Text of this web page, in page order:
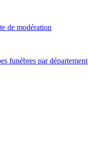
de modération
funèbres par département